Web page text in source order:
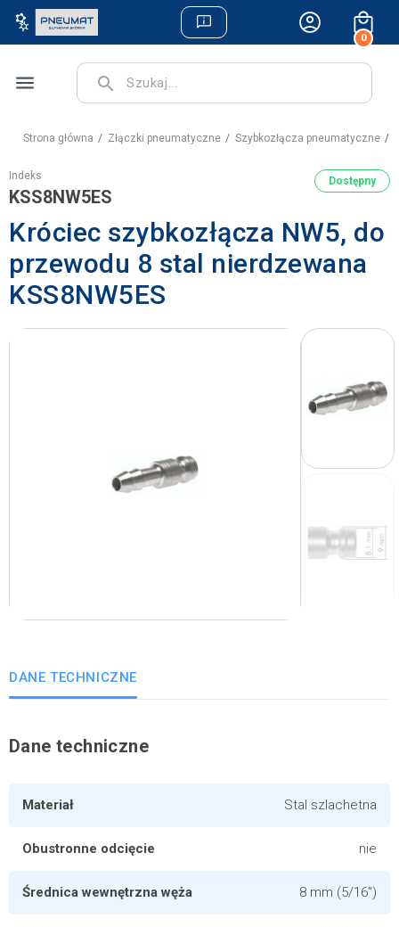
0
menu search
Strona główna Złączki pneumatyczne Szybkozłącza pneumatyczne
Indeks
KSS8NW5ES
Dostępny
Króciec szybkozłącza NW5, do
przewodu 8 stal nierdzewana
KSS8NW5ES
DANE TECHNICZNE
Dane techniczne
Materiał Stal szlachetna
Obustronne odcięcie nie
Średnica wewnętrzna węża 8 mm (5/16")